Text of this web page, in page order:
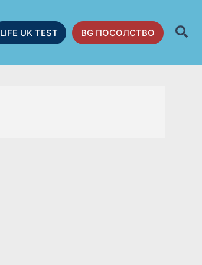
LIFE UK TEST BG ПОСОЛСТВО